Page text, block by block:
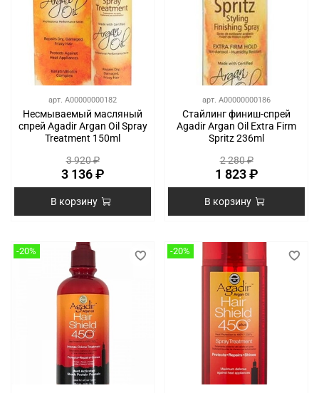
арт. A00000000182
Несмываемый масляный
спрей Agadir Argan Oil Spray
Treatment 150ml
3 920 ₽
3 136 ₽
В корзину
арт. A00000000186
Стайлинг финиш-спрей
Agadir Argan Oil Extra Firm
Spritz 236ml
2 280 ₽
1 823 ₽
В корзину
-20% -20%